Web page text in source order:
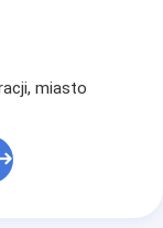
miasto